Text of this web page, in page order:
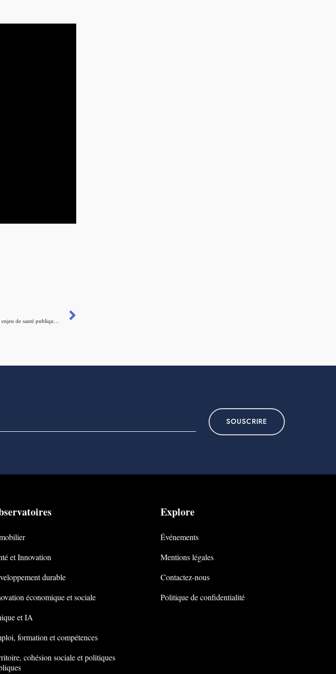
Réguler le marché de la santé esthétique, un enjeu de santé publique – Café Sapiens
SOUSCRIRE
et Innovation
durable
économique et sociale
et IA
formation et compétences
cohésion sociale et politiques
Explore
Événements
Mentions légales
Contactez-nous
Politique de confidentialité